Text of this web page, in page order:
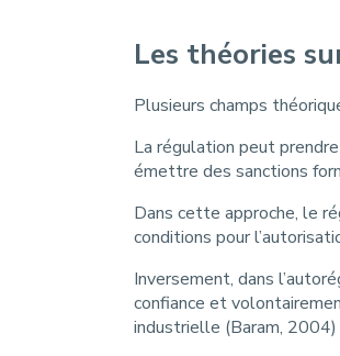
Les théories
Plusieurs champs
La régulation peut
émettre des sanctions
Dans cette approche, le
conditions pour
Inversement, dans
confiance et
industrielle (Baram,